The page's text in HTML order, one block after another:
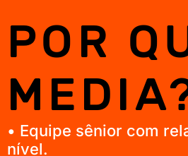
POR
• Equipe sênior com
nível.